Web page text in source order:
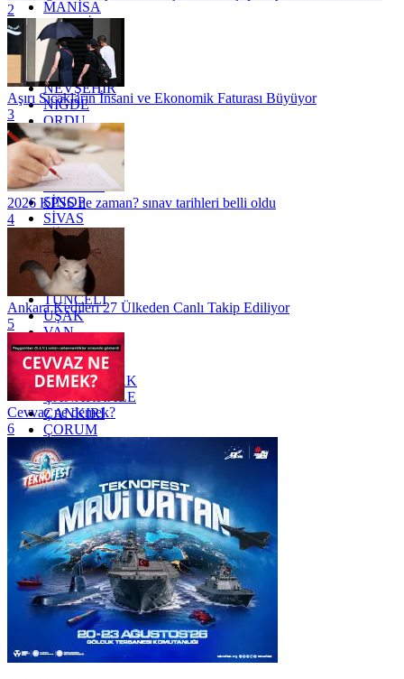
MANİSA
MARDİN
MERSİN
MUĞLA
MUŞ
NEVŞEHİR
NİĞDE
ORDU
OSMANİYE
RİZE
SAKARYA
SAMSUN
SİNOP
SİVAS
SİİRT
TEKİRDAĞ
TOKAT
TRABZON
TUNCELİ
UŞAK
VAN
YALOVA
YOZGAT
ZONGULDAK
ÇANAKKALE
ÇANKIRI
ÇORUM
İSTANBUL
İZMİR
ŞANLIURFA
ŞIRNAK
2
Aşırı Sıcakların İnsani ve Ekonomik Faturası Büyüyor
3
2026 KPSS ne zaman? sınav tarihleri belli oldu
4
Ankara Kedileri 27 Ülkeden Canlı Takip Ediliyor
5
Cevvaz ne demek?
6